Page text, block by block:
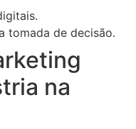
tomada de decisão.
na